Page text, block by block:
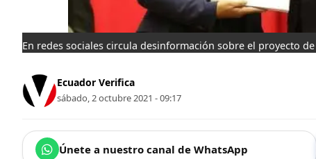
En redes sociales circula desinformación sobre el proyecto
Ecuador Verifica
sábado, 2 octubre 2021 - 09:17
Únete a nuestro canal de WhatsApp